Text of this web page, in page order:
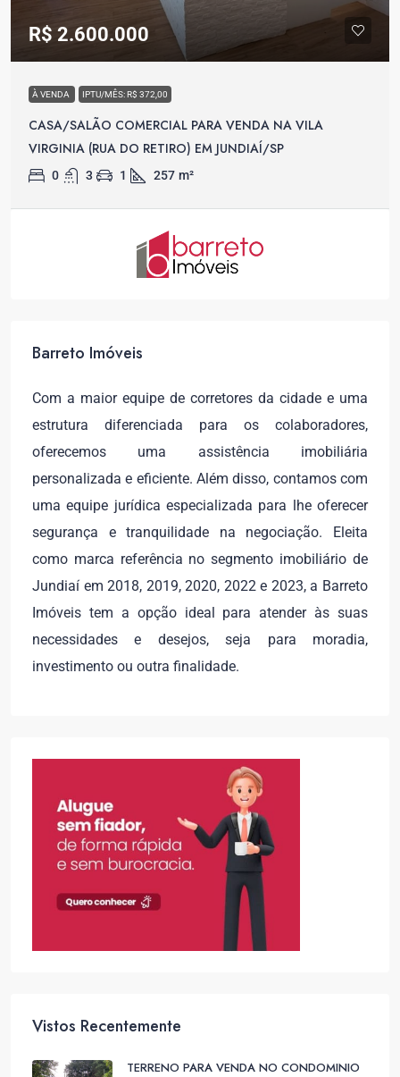
R$ 2.600.000
À VENDA IPTU/MÊS: R$ 372,00
CASA/SALÃO COMERCIAL PARA VENDA NA VILA
VIRGINIA (RUA DO RETIRO) EM JUNDIAÍ/SP
0 3 1 257 m²
Barreto Imóveis
Com a maior equipe de corretores da cidade e uma
estrutura diferenciada para os colaboradores,
oferecemos uma assistência imobiliária
personalizada e eficiente. Além disso, contamos com
uma equipe jurídica especializada para lhe oferecer
segurança e tranquilidade na negociação. Eleita
como marca referência no segmento imobiliário de
Jundiaí em 2018, 2019, 2020, 2022 e 2023, a Barreto
Imóveis tem a opção ideal para atender às suas
necessidades e desejos, seja para moradia,
investimento ou outra finalidade.
Vistos Recentemente
TERRENO PARA VENDA NO CONDOMINIO